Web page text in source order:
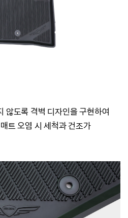
않도록 격벽 디자인을 구현하여
매트 오염 시 세척과 건조가